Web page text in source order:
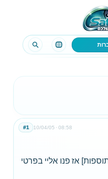
10/04/05 08:58
#1
אז פנו אליי בפרטי